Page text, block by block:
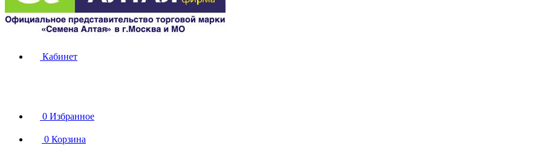
Кабинет
0 Избранное
0 Корзина